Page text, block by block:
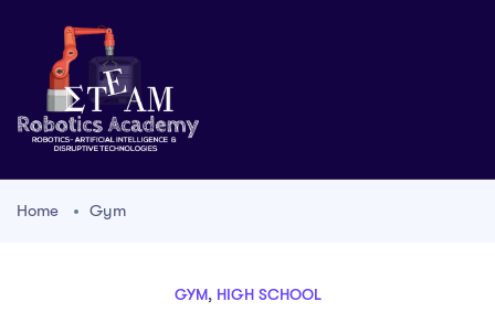
Home Gym
GYM, HIGH SCHOOL